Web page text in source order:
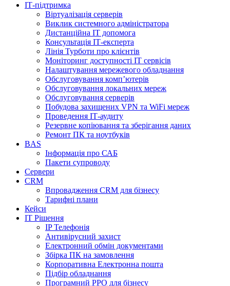
ІТ-підтримка
Віртуалізація серверів
Виклик системного адміністратора
Дистанційна ІТ допомога
Консультація ІТ-експерта
Лінія Турботи про клієнтів
Моніторинг доступності ІТ сервісів
Налаштування мережевого обладнання
Обслуговування комп’ютерів
Обслуговування локальних мереж
Обслуговування серверів
Побудова захищених VPN та WiFi мереж
Проведення ІТ-аудиту
Резервне копіювання та зберігання даних
Ремонт ПК та ноутбуків
BAS
Інформація про САБ
Пакети супроводу
Сервери
CRM
Впровадження CRM для бізнесу
Тарифні плани
Кейси
ІТ Рішення
IP Телефонія
Антивірусний захист
Електронний обмін документами
Збірка ПК на замовлення
Корпоративна Електронна пошта
Підбір обладнання
Програмний РРО для бізнесу